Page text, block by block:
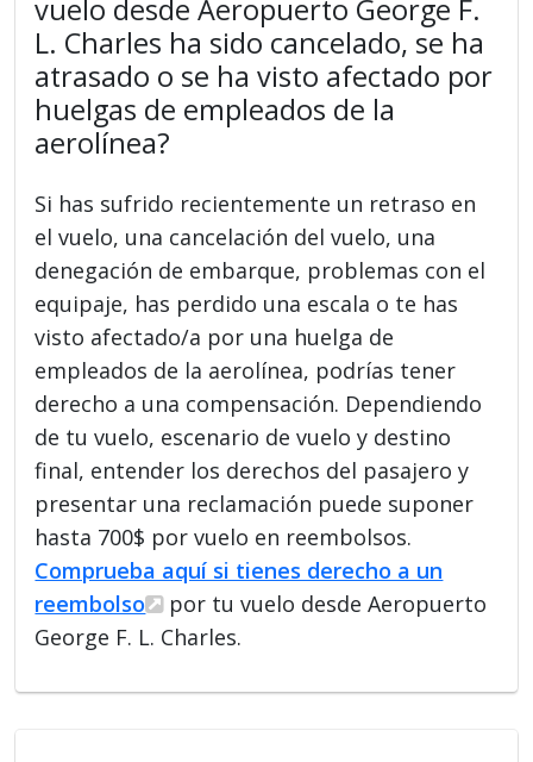
vuelo desde Aeropuerto George F.
L. Charles ha sido cancelado, se ha
atrasado o se ha visto afectado por
huelgas de empleados de la
aerolínea?
Si has sufrido recientemente un retraso en
el vuelo, una cancelación del vuelo, una
denegación de embarque, problemas con el
equipaje, has perdido una escala o te has
visto afectado/a por una huelga de
empleados de la aerolínea, podrías tener
derecho a una compensación. Dependiendo
de tu vuelo, escenario de vuelo y destino
final, entender los derechos del pasajero y
presentar una reclamación puede suponer
hasta 700$ por vuelo en reembolsos.
Comprueba aquí si tienes derecho a un
reembolso
por tu vuelo desde Aeropuerto
George F. L. Charles.